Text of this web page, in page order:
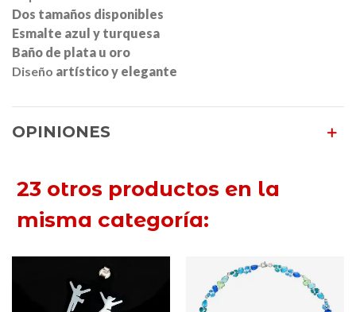
Dos tamaños disponibles
Esmalte azul y turquesa
Baño de plata u oro
Diseño artístico y elegante
OPINIONES
23 otros productos en la
misma categoría: